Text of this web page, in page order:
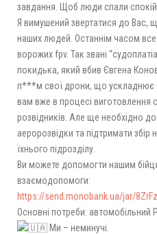
завдання. Щоб люди спали
Я вимушений звертатися до Вас,
наших людей. Останнім часом все
ворожих fpv. Так звані
покидька, який вбив Євгена
п***м свої дрони, що ускладнює
вам вже в процесі виготовлення
розвідників. Але ще необхідно
аеророзвідки та підтримати
їхнього підрозділу.
Ви можете допомогти нашим
взаємодопомоги:
https://send.monobank.ua/jar/
Основні потреби: автомобільний
Ми – неминучі.